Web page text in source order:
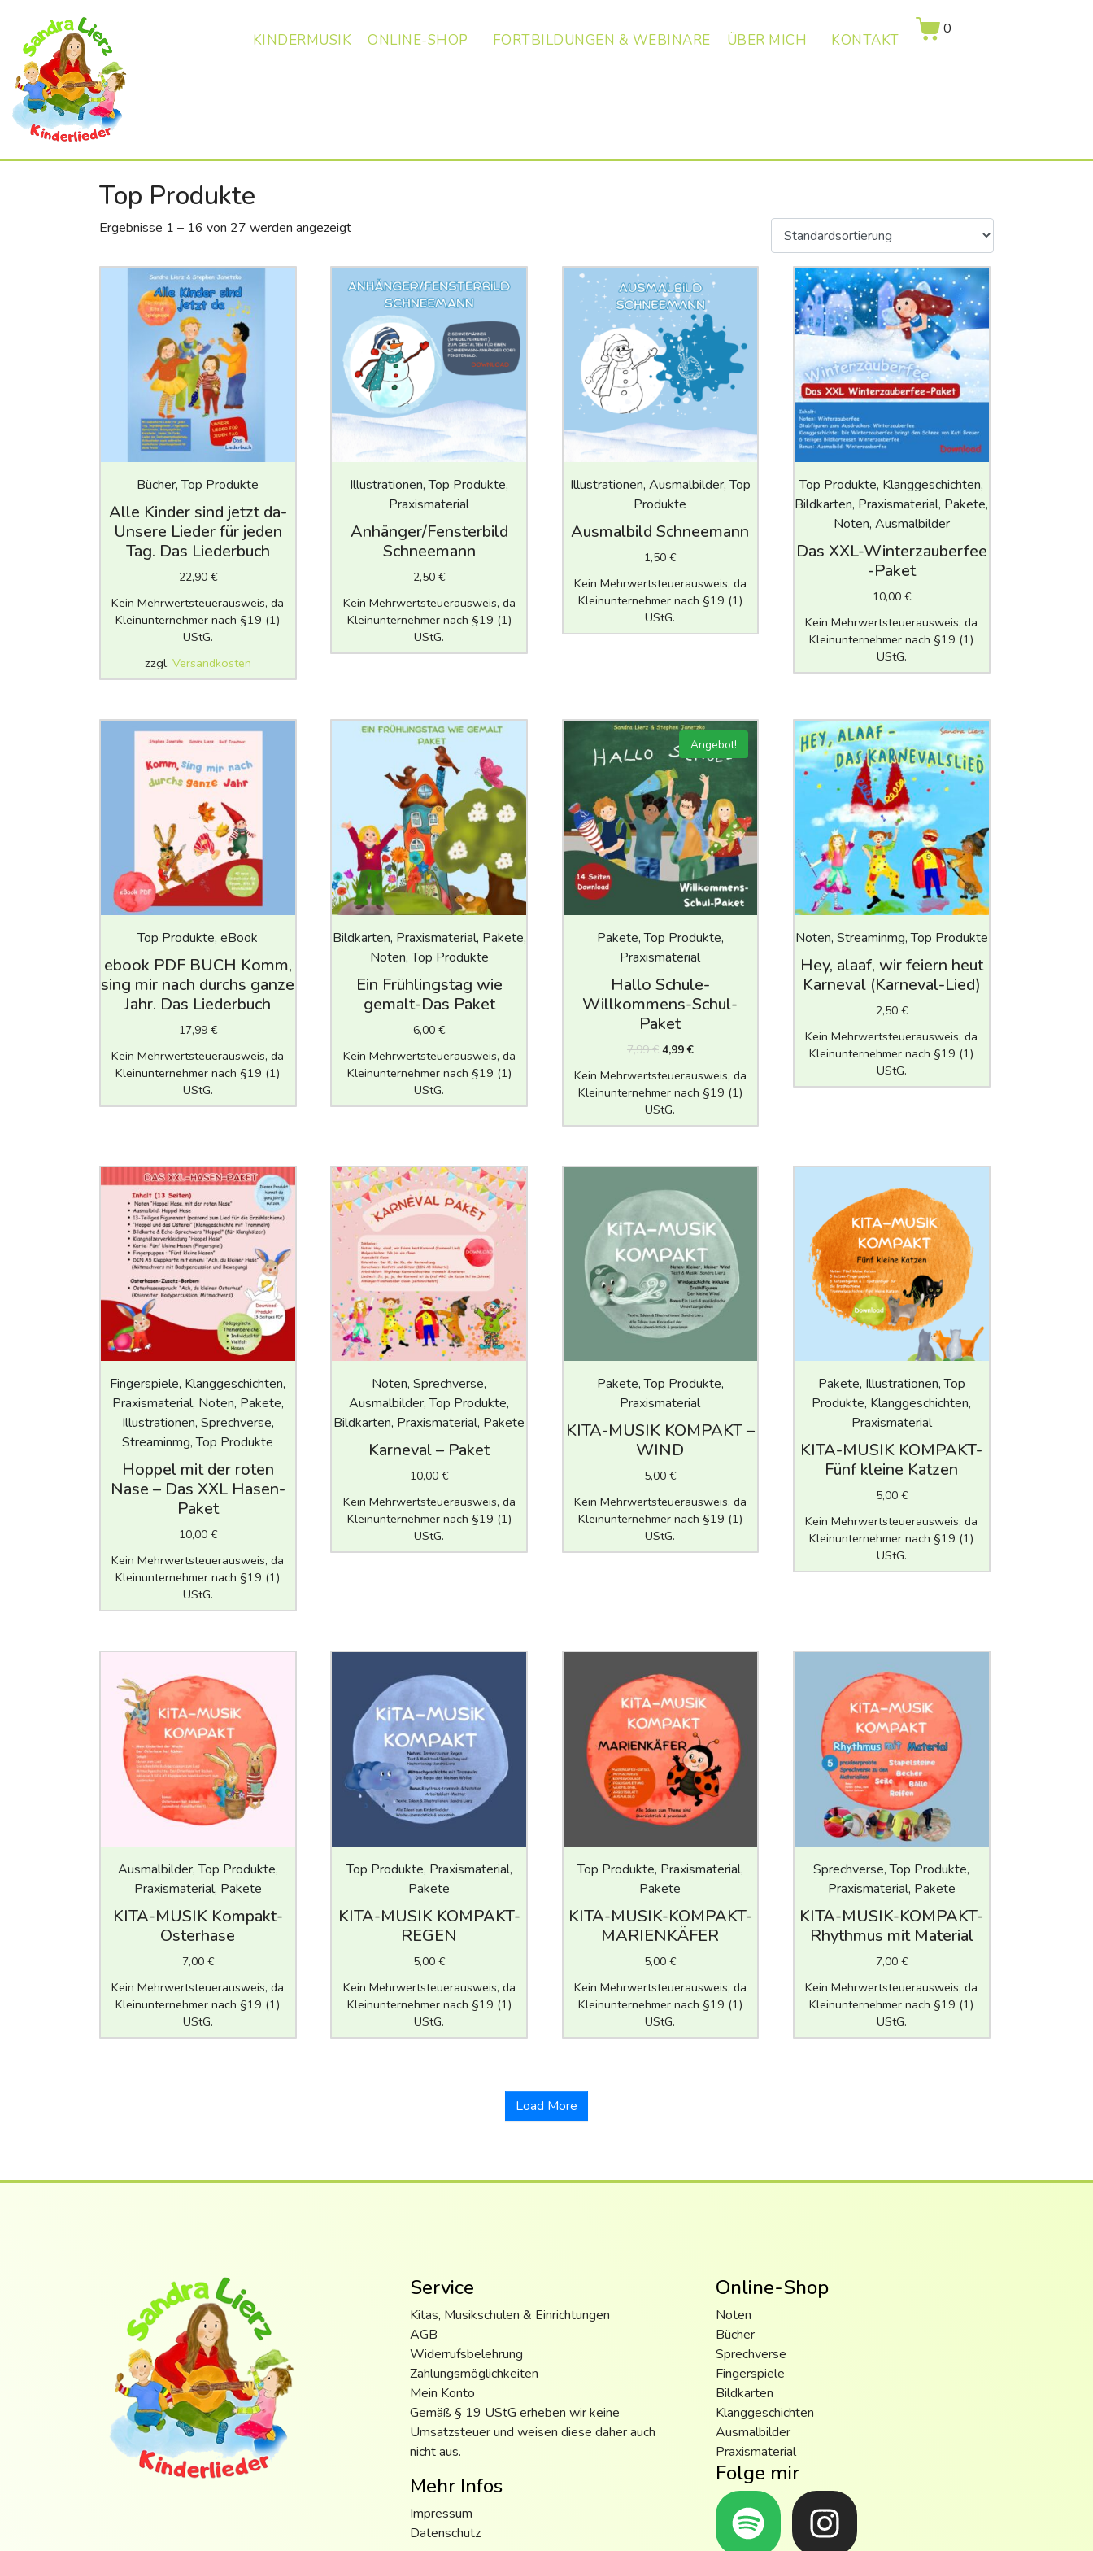
KINDERMUSIK ONLINE-SHOP FORTBILDUNGEN & WEBINARE ÜBER MICH KONTAKT
0
Top Produkte
Ergebnisse 1 – 16 von 27 werden angezeigt
Bücher, Top Produkte
Alle Kinder sind jetzt da-
Unsere Lieder für jeden
Tag. Das Liederbuch
22,90 €
Kein Mehrwertsteuerausweis, da
Kleinunternehmer nach §19 (1)
UStG.
zzgl. Versandkosten
Illustrationen, Top Produkte,
Praxismaterial
Anhänger/Fensterbild
Schneemann
2,50€
Kein Mehrwertsteuerausweis, da
Kleinunternehmer nach §19 (1)
UStG.
Illustrationen, Ausmalbilder, Top
Produkte
Ausmalbild Schneemann
1,50€
Kein Mehrwertsteuerausweis, da
Kleinunternehmer nach §19 (1)
UStG.
Top Produkte, Klanggeschichten,
Bildkarten, Praxismaterial, Pakete,
Noten, Ausmalbilder
Das XXL-Winterzauberfee
-Paket
10,00 €
Kein Mehrwertsteuerausweis, da
Kleinunternehmer nach §19 (1)
UStG.
Top Produkte, eBook
ebook PDF BUCH Komm,
sing mir nach durchs ganze
Jahr. Das Liederbuch
17,99 €
Kein Mehrwertsteuerausweis, da
Kleinunternehmer nach §19 (1)
UStG.
Bildkarten, Praxismaterial, Pakete,
Noten, Top Produkte
Ein Frühlingstag wie
gemalt-Das Paket
6,00€
Kein Mehrwertsteuerausweis, da
Kleinunternehmer nach §19 (1)
UStG.
Angebot!
Pakete, Top Produkte,
Praxismaterial
Hallo Schule-
Willkommens-Schul-
Paket
7,99€ 4,99€
Kein Mehrwertsteuerausweis, da
Kleinunternehmer nach §19 (1)
UStG.
Noten, Streaminmg, Top Produkte
Hey, alaaf, wir feiern heut
Karneval (Karneval-Lied)
2,50 €
Kein Mehrwertsteuerausweis, da
Kleinunternehmer nach §19 (1)
UStG.
Fingerspiele, Klanggeschichten,
Praxismaterial, Noten, Pakete,
Illustrationen, Sprechverse,
Streaminmg, Top Produkte
Hoppel mit der roten
Nase – Das XXL Hasen-
Paket
10,00 €
Kein Mehrwertsteuerausweis, da
Kleinunternehmer nach §19 (1)
UStG.
Noten, Sprechverse,
Ausmalbilder, Top Produkte,
Bildkarten, Praxismaterial, Pakete
Karneval – Paket
10,00€
Kein Mehrwertsteuerausweis, da
Kleinunternehmer nach §19 (1)
UStG.
Pakete, Top Produkte,
Praxismaterial
KITA-MUSIK KOMPAKT –
WIND
5,00€
Kein Mehrwertsteuerausweis, da
Kleinunternehmer nach §19 (1)
UStG.
Pakete, Illustrationen, Top
Produkte, Klanggeschichten,
Praxismaterial
KITA-MUSIK KOMPAKT-
Fünf kleine Katzen
5,00 €
Kein Mehrwertsteuerausweis, da
Kleinunternehmer nach §19 (1)
UStG.
Ausmalbilder, Top Produkte,
Praxismaterial, Pakete
KITA-MUSIK Kompakt-
Osterhase
7,00 €
Kein Mehrwertsteuerausweis, da
Kleinunternehmer nach §19 (1)
UStG.
Top Produkte, Praxismaterial,
Pakete
KITA-MUSIK KOMPAKT-
REGEN
5,00€
Kein Mehrwertsteuerausweis, da
Kleinunternehmer nach §19 (1)
UStG.
Top Produkte, Praxismaterial,
Pakete
KITA-MUSIK-KOMPAKT-
MARIENKÄFER
5,00€
Kein Mehrwertsteuerausweis, da
Kleinunternehmer nach §19 (1)
UStG.
Sprechverse, Top Produkte,
Praxismaterial, Pakete
KITA-MUSIK-KOMPAKT-
Rhythmus mit Material
7,00 €
Kein Mehrwertsteuerausweis, da
Kleinunternehmer nach §19 (1)
UStG.
Load More
Service
Kitas, Musikschulen & Einrichtungen
AGB
Widerrufsbelehrung
Zahlungsmöglichkeiten
Mein Konto
Gemäß § 19 UStG erheben wir keine
Umsatzsteuer und weisen diese daher auch
nicht aus.
Mehr Infos
Impressum
Datenschutz
Online-Shop
Noten
Bücher
Sprechverse
Fingerspiele
Bildkarten
Klanggeschichten
Ausmalbilder
Praxismaterial
Folge mir